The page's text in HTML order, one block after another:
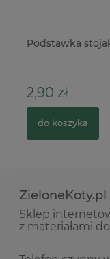
Podstawka
2,90 zł
do koszyka
ZieloneKoty.pl
Sklep
z materiałami